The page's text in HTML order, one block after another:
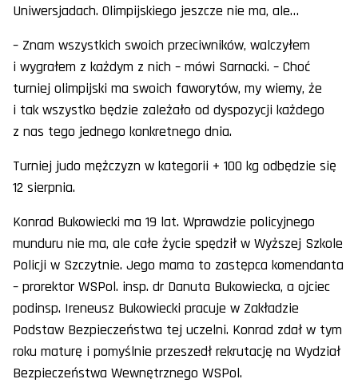
Uniwersjadach. Olimpijskiego jeszcze nie ma, ale…
– Znam wszystkich swoich przeciwników, walczyłem
i wygrałem z każdym z nich – mówi Sarnacki. – Choć
turniej olimpijski ma swoich faworytów, my wiemy, że
i tak wszystko będzie zależało od dyspozycji każdego
z nas tego jednego konkretnego dnia.
Turniej judo mężczyzn w kategorii + 100 kg odbędzie się
12 sierpnia.
Konrad Bukowiecki ma 19 lat. Wprawdzie policyjnego
munduru nie ma, ale całe życie spędził w Wyższej Szkole
Policji w Szczytnie. Jego mama to zastępca komendanta
– prorektor WSPol. insp. dr Danuta Bukowiecka, a ojciec
podinsp. Ireneusz Bukowiecki pracuje w Zakładzie
Podstaw Bezpieczeństwa tej uczelni. Konrad zdał w tym
roku maturę i pomyślnie przeszedł rekrutację na Wydział
Bezpieczeństwa Wewnętrznego WSPol.